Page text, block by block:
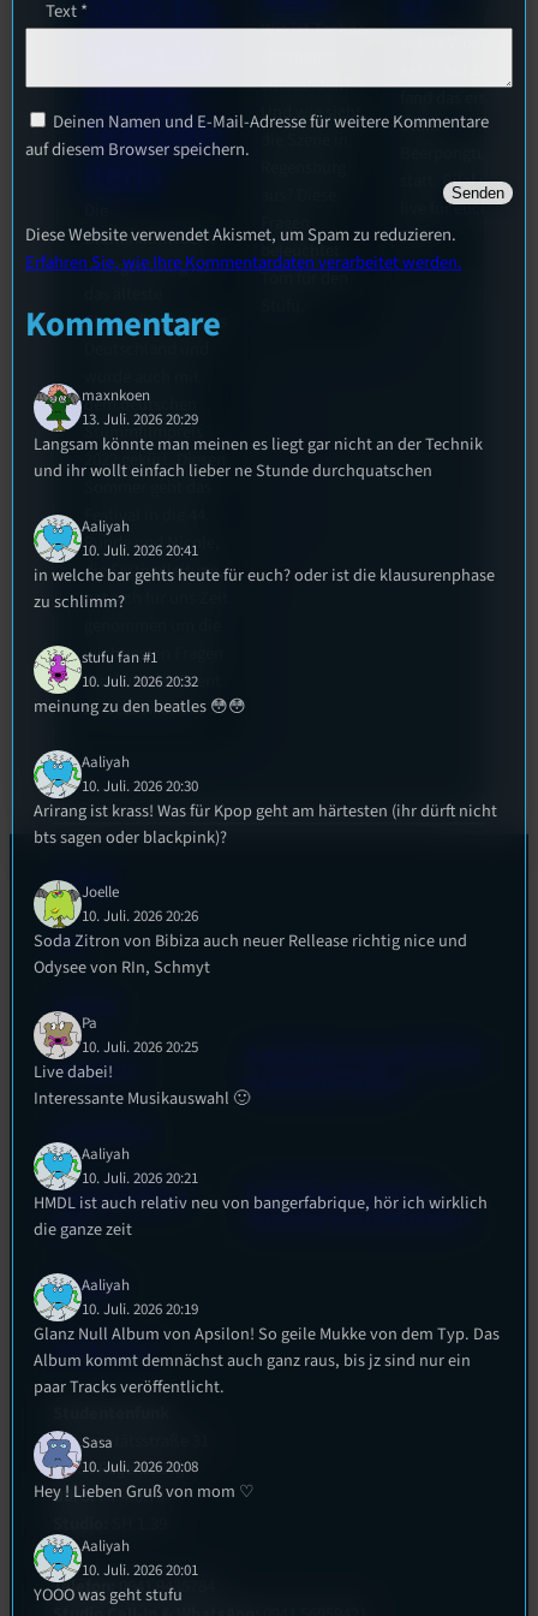
2026: Ein
mit der
Festivalle
Stummfilmwoche
in Regensburg ist
Stummfilmfestivals
dem deutschen
Stummfilmpreis
2022 gekürt. Diesen
Festival in die 44.
Runde und Nicole,
die Festivalleitung,
hat sich für uns Zeit
wichtigsten Fragen
rund um das Event
zu beantworten.
Wie ist Techno
entstanden?
Und wie sieht
Fragen
beleuchtet
Tom für den
Stufu
statt. Bilal war
live für euch vor
Ort!
Kontakt
FAQ
Satzung
Impressum
Cookie-Richtlinie
(EU)
Empfang
EPK & Presse
Powered by Airtime.pro –
Start your own radio station!
Universitätsstraße 31
93053 Regensburg
Büro:PT 4.0.73
Telefon:0941 9435784
Text*
Deinen Namen und E-Mail-Adresse für weitere Kommentare
auf diesem Browser speichern.
Diese Website verwendet Akismet, um Spam zu reduzieren.
Erfahren Sie, wie Ihre Kommentardaten verarbeitet werden.
Kommentare
maxnkoen
13. Juli. 2026 20:29
Langsam könnte man meinen es liegt gar nicht an der Technik
und ihr wollt einfach lieber ne Stunde durchquatschen
Aaliyah
10. Juli. 2026 20:41
in welche bar gehts heute für euch? oder ist die klausurenphase
zu schlimm?
stufu fan #1
10. Juli. 2026 20:32
meinung zu den beatles 😳😳
Aaliyah
10. Juli. 2026 20:30
Arirang ist krass! Was für Kpop geht am härtesten (ihr dürft nicht
bts sagen oder blackpink)?
Joelle
10. Juli. 2026 20:26
Soda Zitron von Bibiza auch neuer Rellease richtig nice und
Odysee von RIn, Schmyt
Pa
10. Juli. 2026 20:25
Live dabei!
Interessante Musikauswahl 🙂
Aaliyah
10. Juli. 2026 20:21
HMDL ist auch relativ neu von bangerfabrique, hör ich wirklich
die ganze zeit
Aaliyah
10. Juli. 2026 20:19
Glanz Null Album von Apsilon! So geile Mukke von dem Typ. Das
Album kommt demnächst auch ganz raus, bis jz sind nur ein
paar Tracks veröffentlicht.
Sasa
10. Juli. 2026 20:08
Hey ! Lieben Gruß von mom ♡
Aaliyah
10. Juli. 2026 20:01
YOOO was geht stufu